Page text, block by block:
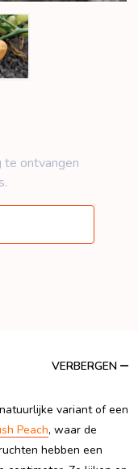
te ontvangen
VERBERGEN
variant of een
Peach, waar de
hebben een